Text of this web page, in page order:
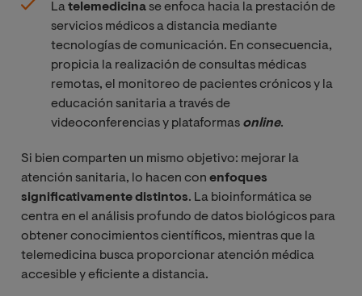
Latelemedicinase enfoca hacia la prestación de
servicios médicos a distancia mediante
tecnologías de comunicación. En consecuencia,
propicia la realización de consultas médicas
remotas, el monitoreo de pacientes crónicos y la
educación sanitaria a través de
videoconferencias y plataformas online.
Si bien comparten un mismo objetivo: mejorar la
atención sanitaria, lo hacen con enfoques
significativamente distintos. La bioinformática se
centra en el análisis profundo de datos biológicos para
obtener conocimientos científicos, mientras que la
telemedicina busca proporcionar atención médica
accesible y eficiente a distancia.